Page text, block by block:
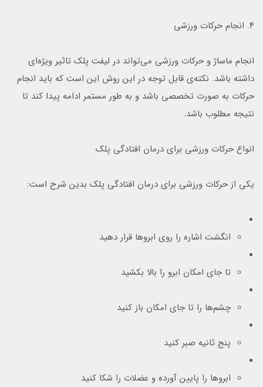
۴. انجام حرکات ورزشی
انجام ماساژ و حرکات ورزشی می‌تواند در لیفت پلک تاثیر ویژه‌ای
داشته باشد. نکته‌ی قابل توجه در این روش این است که باید انجام
حرکات به صورت تخصصی باشد و به طور مستمر ادامه پیدا کند تا
نتیجه مطلوب باشد.
انواع حرکات ورزشی برای درمان افتادگی پلک
یکی از حرکات ورزشی برای درمان افتادگی پلک بدین شرح است:
انگشت اشاره را روی ابروها قرار دهید
تا جای امکان ابرو را بالا بکشید
چشم‌ها را تا جای امکان باز کنید
پنج ثانیه صبر کنید
ابروها را پایین آورده و عضلات را شکا کنید